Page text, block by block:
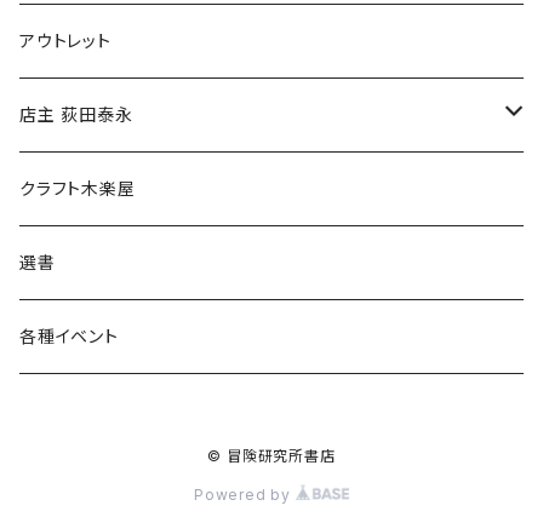
マグカップ
傘
食料品
その他
アウトレット
店主 荻田泰永
書籍
ウェア
クラフト木楽屋
選書
各種イベント
© 冒険研究所書店
Powered by